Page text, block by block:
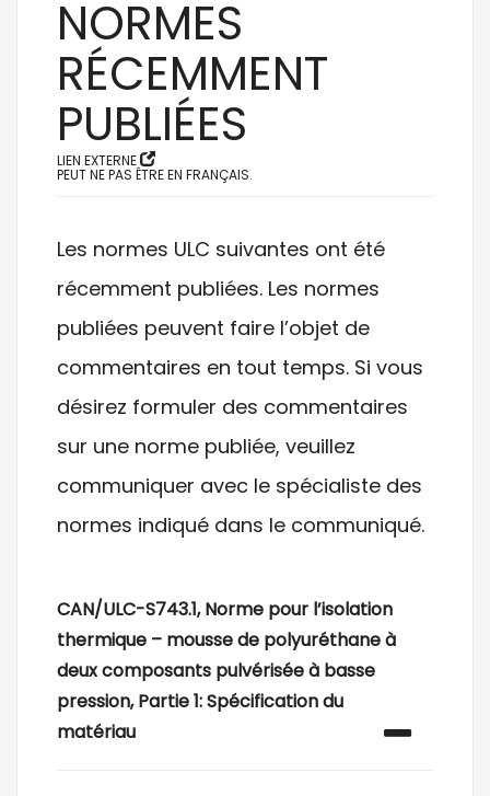
NORMES
RÉCEMMENT
PUBLIÉES
LIEN EXTERNE
PEUT NE PAS ÊTRE EN FRANÇAIS.
Les normes ULC suivantes ont été
récemment publiées. Les normes
publiées peuvent faire l’objet de
commentaires en tout temps. Si vous
désirez formuler des commentaires
sur une norme publiée, veuillez
communiquer avec le spécialiste des
normes indiqué dans le communiqué.
CAN/ULC-S743.1, Norme pour l’isolation
thermique – mousse de polyuréthane à
deux composants pulvérisée à basse
pression, Partie 1: Spécification du
matériau